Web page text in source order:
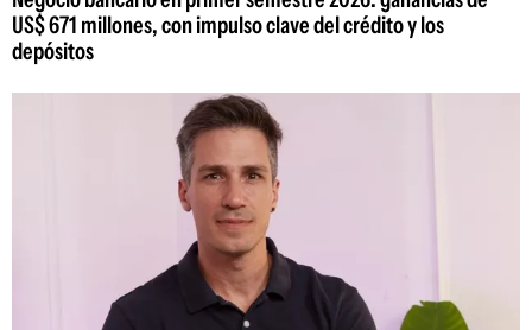
US$ 671 millones, con impulso clave del crédito y los
depósitos